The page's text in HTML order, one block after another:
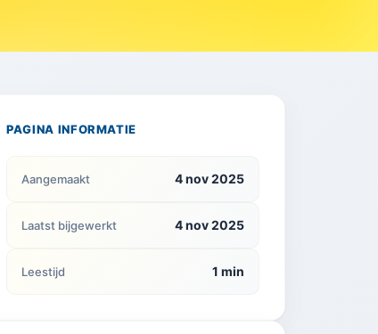
PAGINA INFORMATIE
Aangemaakt 4 nov 2025
Laatst bijgewerkt 4 nov 2025
Leestijd 1 min